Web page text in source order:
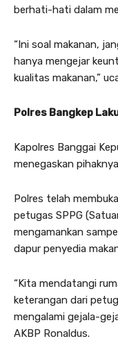
berhati-hati dalam
“Ini soal makanan,
hanya mengejar
kualitas makanan,”
Polres Bangkep
Kapolres Banggai
menegaskan
Polres telah
petugas SPPG
mengamankan
dapur penyedia
“Kita mendatangi
keterangan dari
mengalami gejala-
AKBP Ronaldus.